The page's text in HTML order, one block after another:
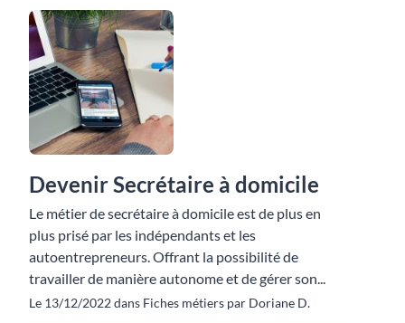
Devenir Secrétaire à domicile
Le métier de secrétaire à domicile est de plus en
plus prisé par les indépendants et les
autoentrepreneurs. Offrant la possibilité de
travailler de manière autonome et de gérer son...
Le 13/12/2022 dans Fiches métiers par Doriane D.